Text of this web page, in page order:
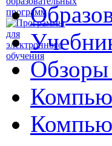
Обзоры